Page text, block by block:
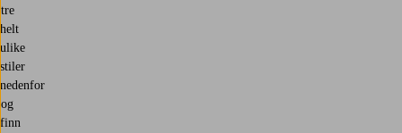
tre
helt
ulike
stiler
nedenfor
og
finn